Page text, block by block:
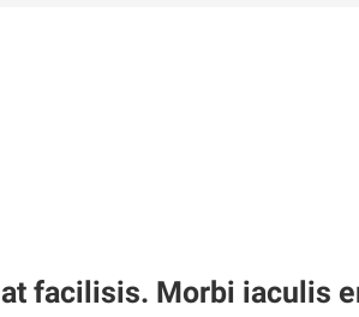
facilisis. Morbi iaculis